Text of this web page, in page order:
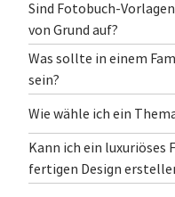
Sind Fotobuch-
von Grund auf?
Was sollte in einem
sein?
Wie wähle ich ein
Kann ich ein luxuriöses
fertigen Design